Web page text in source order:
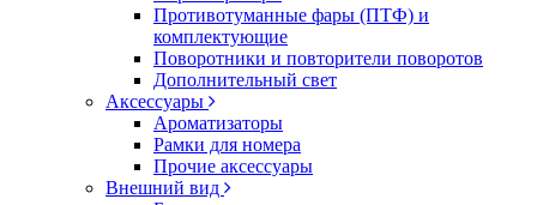
Противотуманные фары (ПТФ) и
комплектующие
Поворотники и повторители поворотов
Дополнительный свет
Аксессуары
Ароматизаторы
Рамки для номера
Прочие аксессуары
Внешний вид